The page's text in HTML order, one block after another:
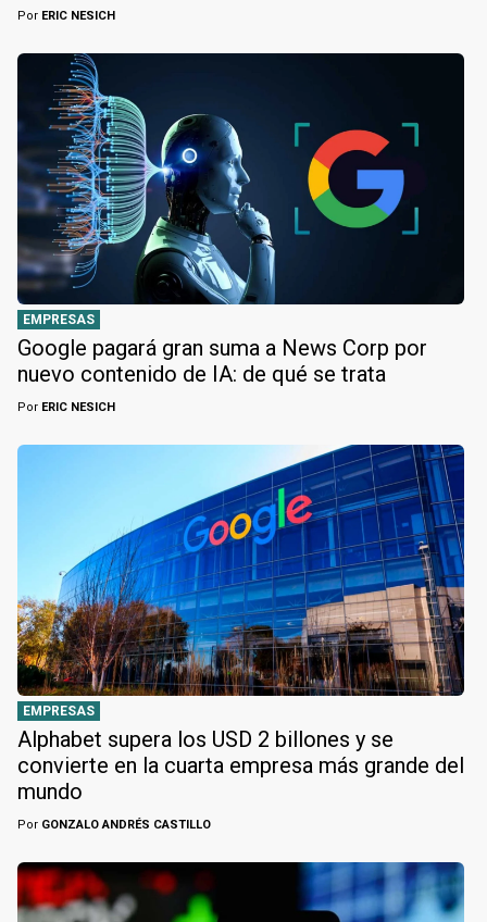
Por ERIC NESICH
EMPRESAS
Google pagará gran suma a News Corp por
nuevo contenido de IA: de qué se trata
Por ERIC NESICH
EMPRESAS
Alphabet supera los USD 2 billones y se
convierte en la cuarta empresa más grande del
mundo
Por GONZALO ANDRÉS CASTILLO